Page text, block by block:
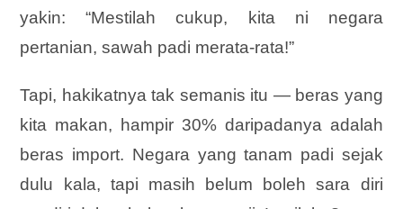
yakin: “Mestilah cukup, kita ni negara
pertanian, sawah padi merata-rata!”
Tapi, hakikatnya tak semanis itu — beras yang
kita makan, hampir 30% daripadanya adalah
beras import. Negara yang tanam padi sejak
dulu kala, tapi masih belum boleh sara diri